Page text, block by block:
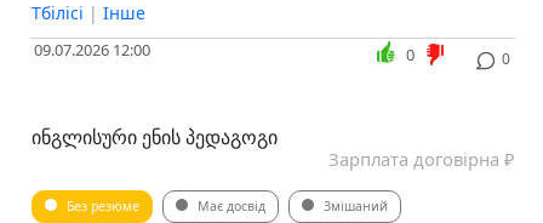
Тбілісі | Інше
09.07.2026 12:00 0
0
ᲘᲜᲒᲚᲘᲡᲣᲠᲘ ᲔᲜᲘᲡ ᲞᲔᲓᲐᲒᲝᲒᲘ
Зарплата договірна ₽
Без резюме Має досвід Змішаний